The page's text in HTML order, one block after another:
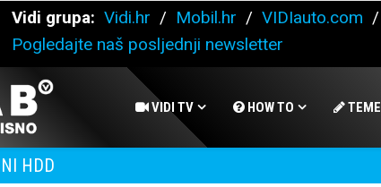
Vidi grupa: Vidi.hr / Mobil.hr / VIDIauto.com /
Pogledajte naš posljednji newsletter
VIDI TV HOW TO TEME
HDD